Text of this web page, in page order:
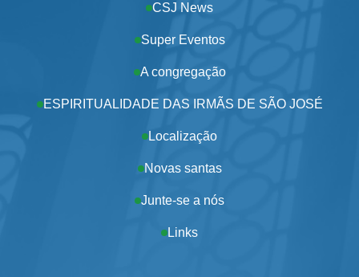
CSJ News
Super Eventos
A congregação
ESPIRITUALIDADE DAS IRMÃS DE SÃO JOSÉ
Localização
Novas santas
Junte-se a nós
Links